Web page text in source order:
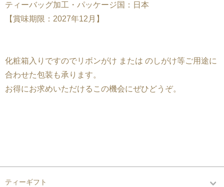
ティーバッグ加工・パッケージ国：日本
【賞味期限：2027年12月】
化粧箱入りですのでリボンがけ または のしがけ等ご用途に
合わせた包装も承ります。
お得にお求めいただけるこの機会にぜひどうぞ。
ティーギフト